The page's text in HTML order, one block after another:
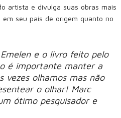
artista e divulga suas obras mais
seu país de origem quanto no
e o livro feito pelo
é importante manter a
vezes olhamos mas não
o olhar! Marc
ótimo pesquisador e